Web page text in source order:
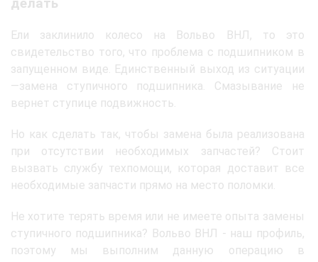
делать
Ели заклинило колесо на Вольво ВНЛ, то это
свидетельство того, что проблема с подшипником в
запущенном виде. Единственный выход из ситуации
—замена ступичного подшипника. Смазывание не
вернет ступице подвижность.
Но как сделать так, чтобы замена была реализована
при отсутствии необходимых запчастей? Стоит
вызвать службу техпомощи, которая доставит все
необходимые запчасти прямо на место поломки.
Не хотите терять время или не имеете опыта замены
ступичного подшипника? Вольво ВНЛ - наш профиль,
поэтому мы выполним данную операцию в